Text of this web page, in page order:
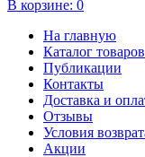
В корзине: 0
На главную
Каталог товаров
Публикации
Контакты
Доставка и
Отзывы
Условия
Акции